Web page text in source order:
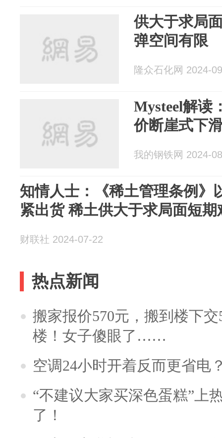
供大于求局
弹空间有限
隆众石化网 2024-
Mysteel解读
价断崖式下
我的钢铁网 2024-
知情人士：《稀土管理条例》
紧出货 稀土供大于求局面短期
财联社 2024-07-22
热点新闻
搬家报价570元，搬到楼下
楼！女子傻眼了……
空调24小时开着反而更省电
“不建议大家买深色蛋糕”上
了！